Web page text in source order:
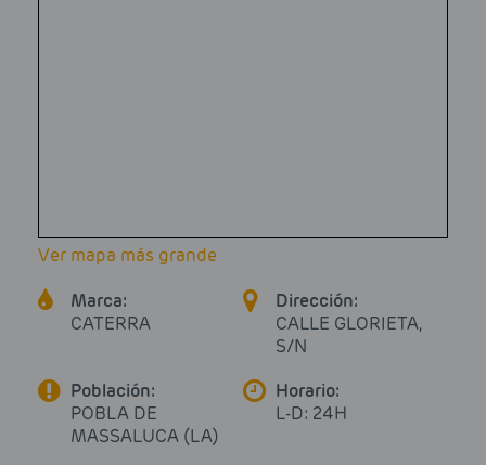
Ver mapa más grande
Marca:
CATERRA
Dirección:
CALLE GLORIETA,
S/N
Población:
POBLA DE
MASSALUCA (LA)
Horario:
L-D: 24H